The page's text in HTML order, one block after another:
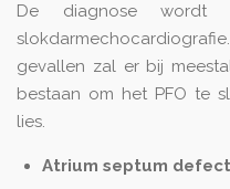
De diagnose wordt
gevallen zal er bij
bestaan om het PFO te
lies.
Atrium septum defect